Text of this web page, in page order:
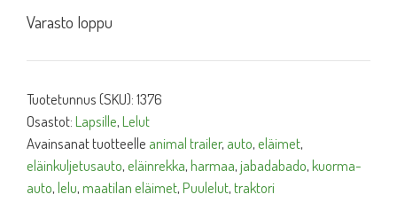
Varasto loppu
Tuotetunnus (SKU):1376
Osastot:Lapsille,Lelut
Avainsanat tuotteelle animal trailer, auto,eläimet,
eläinkuljetusauto,eläinrekka,harmaa,jabadabado,kuorma-
auto,lelu,maatilan eläimet,Puulelut,traktori